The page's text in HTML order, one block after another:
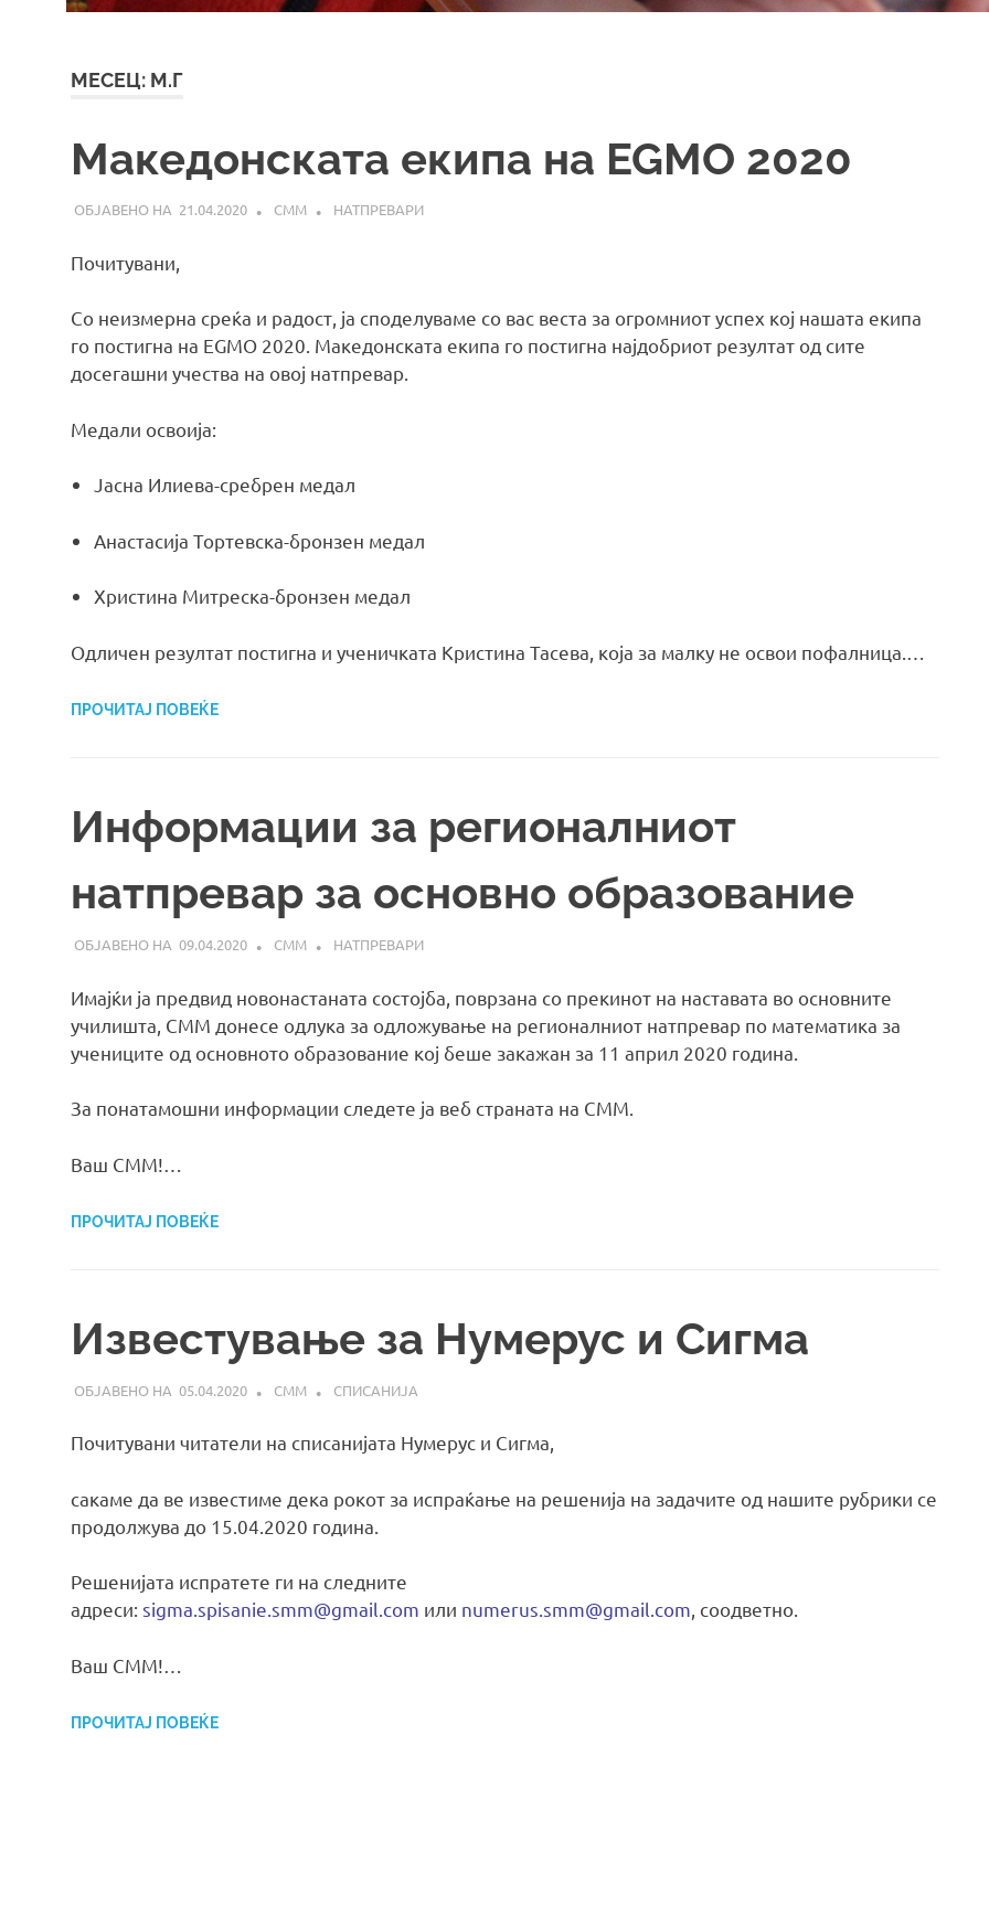
МЕСЕЦ: М.Г
Mакедонската екипа на EGMO 2020
21.04.2020 СММ НАТПРЕВАРИ
Почитувани,
Со неизмерна среќа и радост, ја споделуваме со вас веста за огромниот успех кој нашата екипа
го постигна на EGMO 2020. Македонската екипа го постигна најдобриот резултат од сите
досегашни учества на овој натпревар.
Медали освоија:
Јасна Илиева-сребрен медал
Анастасија Тортевска-бронзен медал
Христина Митреска-бронзен медал
Одличен резултат постигна и ученичката Кристина Тасева, која за малку не освои пофалница.…
ПРОЧИТАЈ ПОВЕЌЕ
Информации за регионалниот
натпревар за основно образование
09.04.2020 СММ НАТПРЕВАРИ
Имајќи ја предвид новонастаната состојба, поврзана со прекинот на наставата во основните
училишта, СММ донесе одлука за одложување на регионалниот натпревар по математика за
учениците од основното образование кој беше закажан за 11 април 2020 година.
За понатамошни информации следете ја веб страната на СММ.
Ваш СММ!…
ПРОЧИТАЈ ПОВЕЌЕ
Известување за Нумерус и Сигма
05.04.2020 СММ СПИСАНИЈА
Почитувани читатели на списанијата Нумерус и Сигма,
сакаме да ве известиме дека рокот за испраќање на решенија на задачите од нашите рубрики се
продолжува до 15.04.2020 година.
Решенијата испратете ги на следните
адреси: sigma.spisanie.smm@gmail.com или numerus.smm@gmail.com , соодветно.
Ваш СММ!…
ПРОЧИТАЈ ПОВЕЌЕ